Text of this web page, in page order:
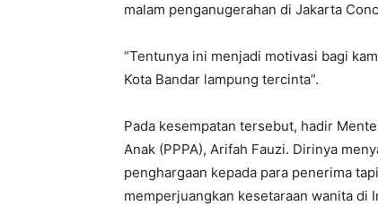
malam penganugerahan di Jakarta
“Tentunya ini menjadi motivasi bagi
Kota Bandar lampung tercinta”.
Pada kesempatan tersebut, hadir
Anak (PPPA), Arifah Fauzi. Dirinya
penghargaan kepada para penerima
memperjuangkan kesetaraan wanita di